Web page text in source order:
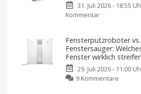
Gemini
Ab
sofort
119,99
Euro
31. Juli 2026 - 18:55
Kommentar
Smart
Home-
Portfolio:
Vollintegrierte
Fensterputzroboter
Fenstersauger:
Fenster wirklich
29. Juli 2026 - 11:00
9 Kommentare